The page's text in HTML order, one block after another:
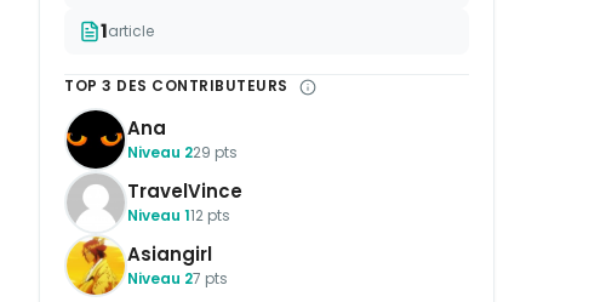
1article
TOP 3 DES CONTRIBUTEURS
Ana
Niveau 229 pts
TravelVince
Niveau 112 pts
Asiangirl
Niveau 27 pts